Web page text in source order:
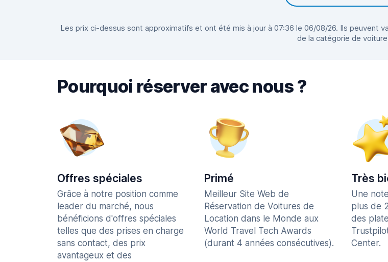
Les prix ci-dessus sont approximatifs et ont été mis à jour à 07:36 le 06/08/26. Ils peuvent
de la catégorie de
Pourquoi réserver avec nous ?
Offres spéciales
Grâce à notre position comme
leader du marché, nous
bénéficions d'offres spéciales
telles que des prises en charge
sans contact, des prix
avantageux et des
Primé
Meilleur Site Web de
Réservation de Voitures de
Location dans le Monde aux
World Travel Tech Awards
(durant 4 années consécutives).
Très
Une
plus de
des
Center.